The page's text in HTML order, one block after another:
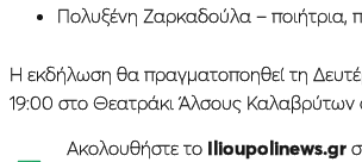
Πολυξένη Ζαρκαδούλα – ποιήτρια,
Η εκδήλωση θα πραγματοποηθεί τη
19:00 στο Θεατράκι Άλσους Καλαβρύτων
Ακολουθήστε το Ilioupolinews.gr